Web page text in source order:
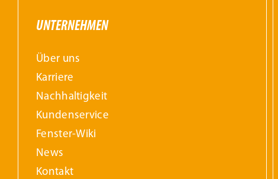
UNTERNEHMEN
Über uns
Karriere
Nachhaltigkeit
Kundenservice
Fenster-Wiki
News
Kontakt